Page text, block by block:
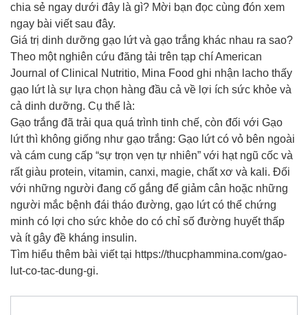
chia sẻ ngay dưới đây là gì? Mời bạn đọc cùng đón xem
ngay bài viết sau đây.
Giá trị dinh dưỡng gạo lứt và gạo trắng khác nhau ra sao?
Theo một nghiên cứu đăng tải trên tạp chí American
Journal of Clinical Nutritio, Mina Food ghi nhận lacho thấy
gạo lứt là sự lựa chọn hàng đầu cả về lợi ích sức khỏe và
cả dinh dưỡng. Cụ thể là:
Gạo trắng đã trải qua quá trình tinh chế, còn đối với Gạo
lứt thì không giống như gạo trắng: Gạo lứt có vỏ bên ngoài
và cám cung cấp “sự trọn vẹn tự nhiên” với hạt ngũ cốc và
rất giàu protein, vitamin, canxi, magie, chất xơ và kali. Đối
với những người đang cố gắng để giảm cân hoặc những
người mắc bệnh đái tháo đường, gạo lứt có thể chứng
minh có lợi cho sức khỏe do có chỉ số đường huyết thấp
và ít gây đề kháng insulin.
Tìm hiểu thêm bài viết tại https://thucphammina.com/gao-
lut-co-tac-dung-gi.